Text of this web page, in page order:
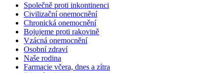
Společně proti inkontinenci
Civilizační onemocnění
Chronická onemocnění
Bojujeme proti rakovině
Vzácná onemocnění
Osobní zdraví
Naše rodina
Farmacie včera, dnes a zítra